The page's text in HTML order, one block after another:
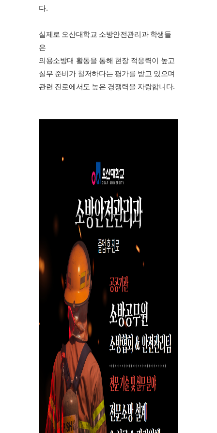
다.
실제로 오산대학교 소방안전관리과 학생들
은
의용소방대 활동을 통해 현장 적응력이 높고
실무 준비가 철저하다는 평가를 받고 있으며
관련 진로에서도 높은 경쟁력을 자랑합니다.